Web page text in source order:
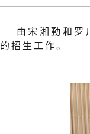
由宋湘勤和罗
的招生工作。